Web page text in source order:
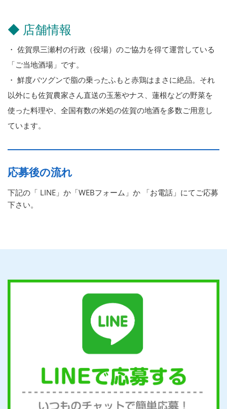
◆ 店舗情報
・ 佐賀県三瀬村の行政（役場）のご協力を得て運営している
「ご当地酒場」です。
・ 鮮度バツグンで脂の乗ったふもと赤鶏はまさに絶品。それ
以外にも佐賀農家さん直送の玉葱やナス、蓮根などの野菜を
使った料理や、全国有数の米処の佐賀の地酒を多数ご用意し
ています。
応募後の流れ
下記の「 LINE」か「WEBフォーム」か 「お電話」にてご応募
下さい。